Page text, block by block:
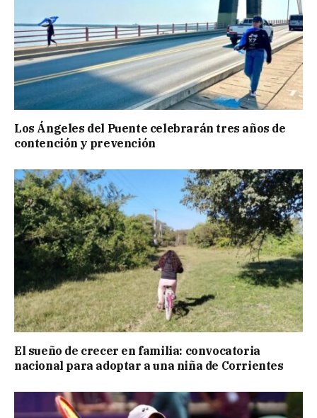
Los Ángeles del Puente celebrarán tres años de
contención y prevención
El sueño de crecer en familia: convocatoria
nacional para adoptar a una niña de Corrientes